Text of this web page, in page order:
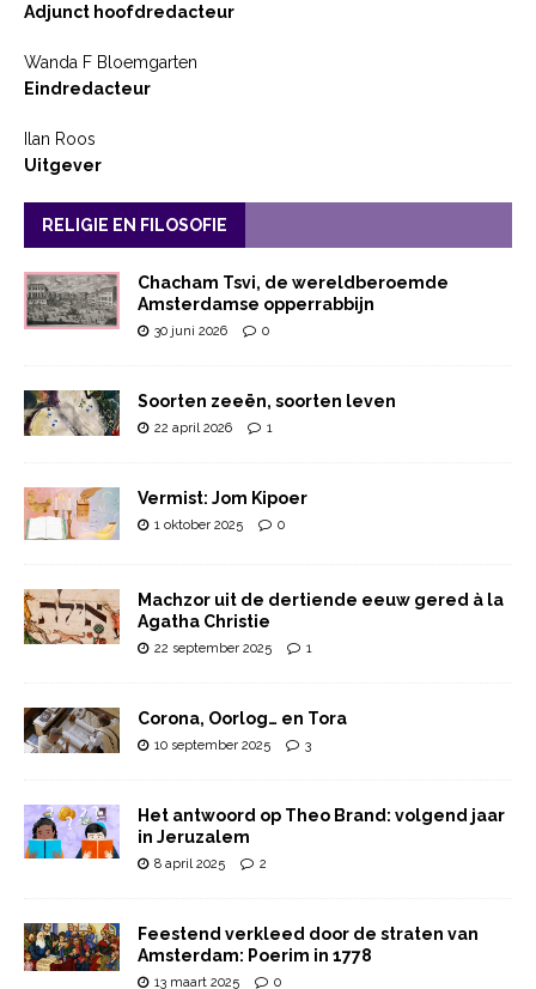
Adjunct hoofdredacteur
Wanda F Bloemgarten
Eindredacteur
Ilan Roos
Uitgever
RELIGIE EN FILOSOFIE
Chacham Tsvi, de wereldberoemde
Amsterdamse opperrabbijn
30 juni 2026 0
Soorten zeeën, soorten leven
22 april 2026 1
Vermist: Jom Kipoer
1 oktober 2025 0
Machzor uit de dertiende eeuw gered à la
Agatha Christie
22 september 2025 1
Corona, Oorlog… en Tora
10 september 2025 3
Het antwoord op Theo Brand: volgend jaar
in Jeruzalem
8 april 2025 2
Feestend verkleed door de straten van
Amsterdam: Poerim in 1778
13 maart 2025 0